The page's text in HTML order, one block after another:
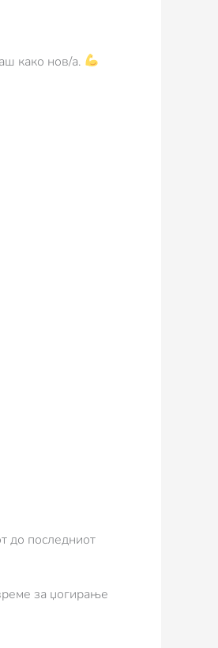
како нов/а.
до последниот
за џогирање